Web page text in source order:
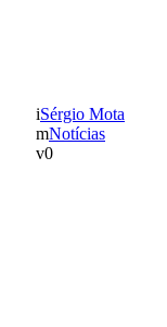
Sérgio Mota
Notícias
0